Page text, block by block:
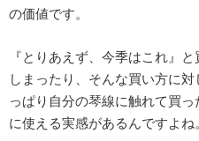
の価値です。
『とりあえず、今季はこれ』
しまったり、そんな買い方に
っぱり自分の琴線に触れて買
に使える実感があるんですよね